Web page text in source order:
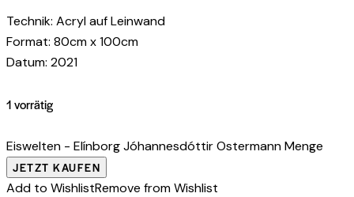
Technik: Acryl auf Leinwand
Format: 80cm x 100cm
Datum: 2021
1 vorrätig
Eiswelten - Elínborg Jóhannesdóttir Ostermann Menge
JETZT KAUFEN
Add to WishlistRemove from Wishlist